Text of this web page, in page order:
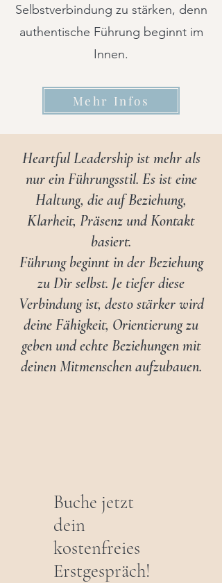
Selbstverbindung zu stärken, denn
authentische Führung beginnt im
Innen.
Mehr Infos
Heartful Leadership ist mehr als
nur ein Führungsstil. Es ist eine
Haltung, die auf Beziehung,
Klarheit, Präsenz und Kontakt
basiert.
Führung beginnt in der Beziehung
zu Dir selbst. Je tiefer diese
Verbindung ist, desto stärker wird
deine Fähigkeit, Orientierung zu
geben und echte Beziehungen mit
deinen Mitmenschen aufzubauen.
Buche jetzt
dein
kostenfreies
Erstgespräch!